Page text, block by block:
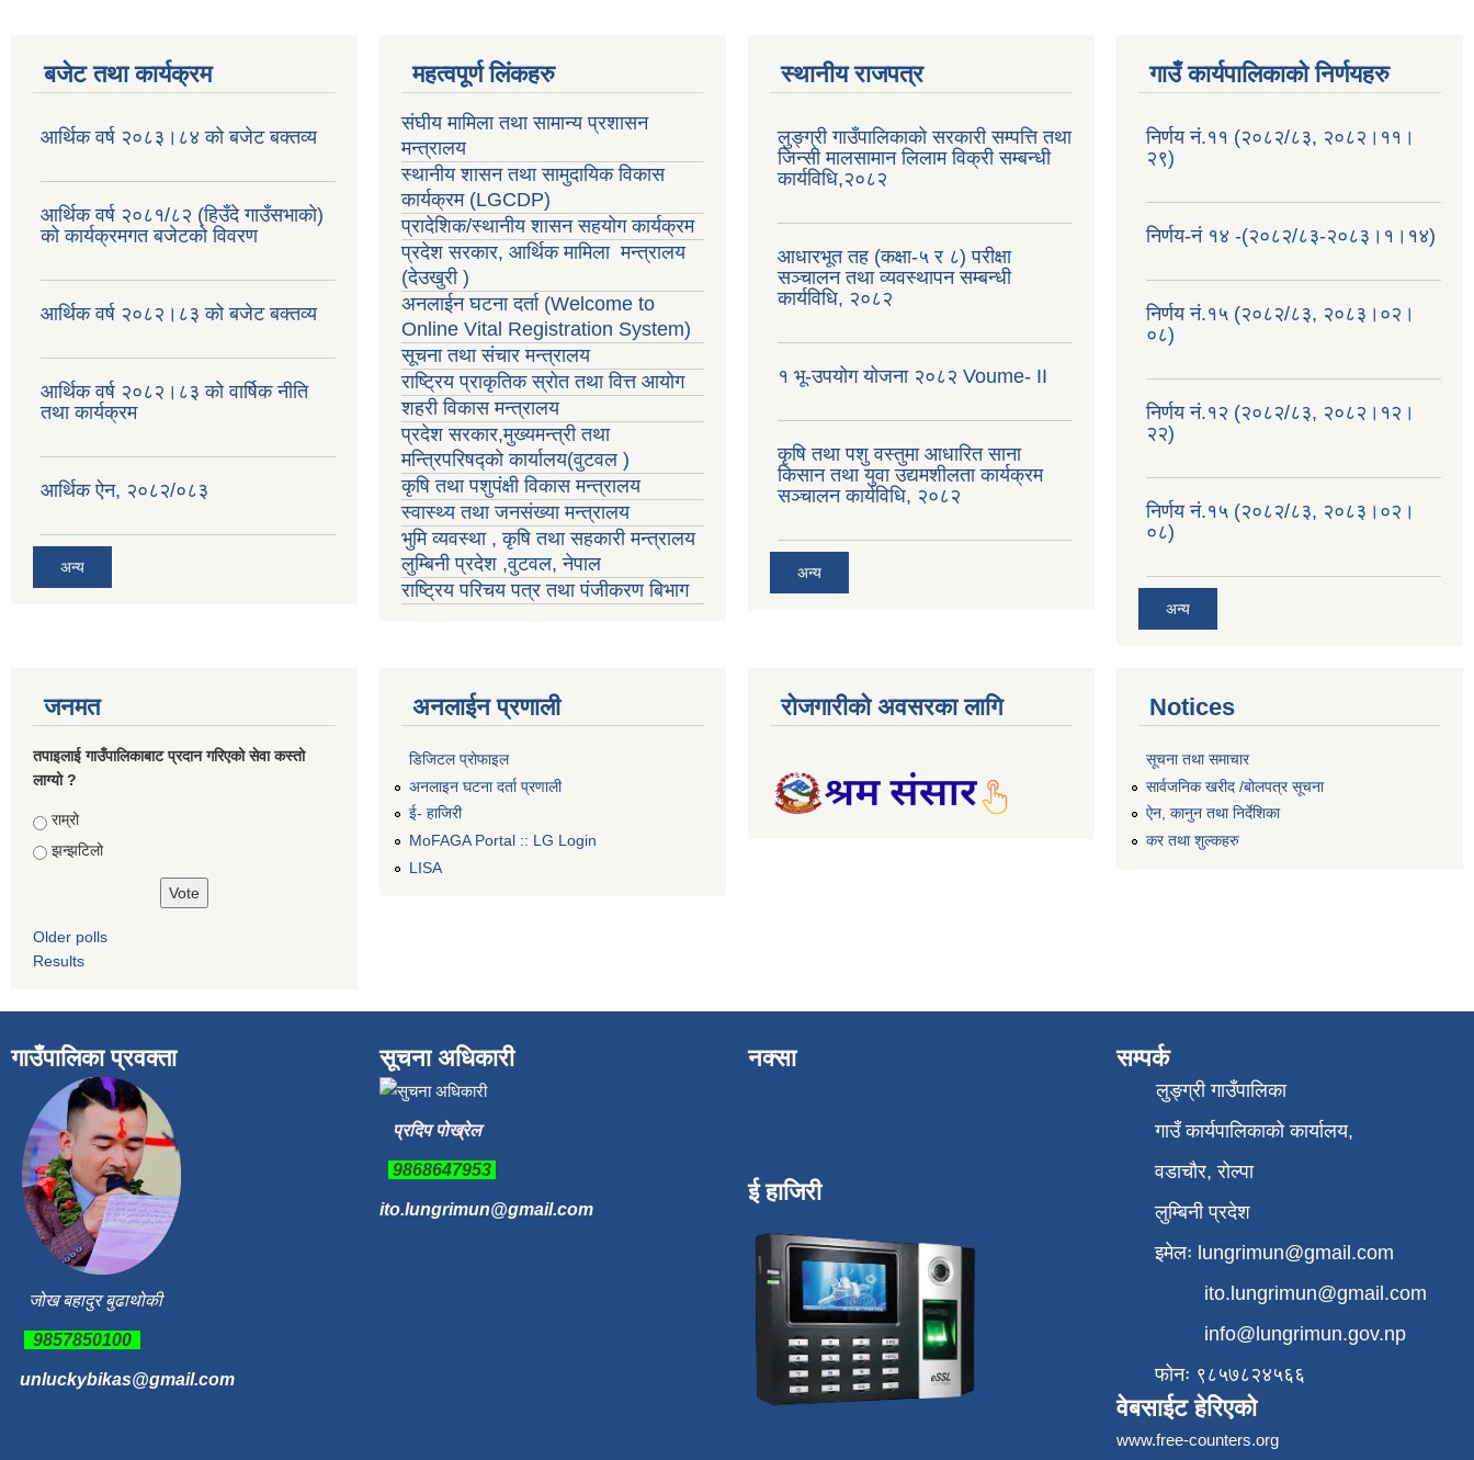
बजेट तथा कार्यक्रम
आर्थिक वर्ष २०८३।८४ को बजेट बक्तव्य
आर्थिक वर्ष २०८१/८२ (हिउँदे गाउँसभाको)
को कार्यक्रमगत बजेटको विवरण
आर्थिक वर्ष २०८२।८३ को बजेट बक्तव्य
आर्थिक वर्ष २०८२।८३ को वार्षिक नीति
तथा कार्यक्रम
आर्थिक ऐन, २०८२/०८३
अन्य
महत्वपूर्ण लिंकहरु
संघीय मामिला तथा सामान्य प्रशासन
मन्त्रालय
स्थानीय शासन तथा सामुदायिक विकास
कार्यक्रम (LGCDP)
प्रादेशिक/स्थानीय शासन सहयोग कार्यक्रम
प्रदेश सरकार, आर्थिक मामिला मन्त्रालय
(देउखुरी )
अनलाईन घटना दर्ता (Welcome to
Online Vital Registration System)
सूचना तथा संचार मन्त्रालय
राष्ट्रिय प्राकृतिक स्रोत तथा वित्त आयोग
शहरी विकास मन्त्रालय
प्रदेश सरकार,मुख्यमन्त्री तथा
मन्त्रिपरिषद्को कार्यालय(वुटवल )
कृषि तथा पशुपंक्षी विकास मन्त्रालय
स्वास्थ्य तथा जनसंख्या मन्त्रालय
भुमि व्यवस्था , कृषि तथा सहकारी मन्त्रालय
लुम्बिनी प्रदेश ,वुटवल, नेपाल
राष्ट्रिय परिचय पत्र तथा पंजीकरण बिभाग
स्थानीय राजपत्र
लुङ्ग्री गाउँपालिकाको सरकारी सम्पत्ति तथा
जिन्सी मालसामान लिलाम विक्री सम्बन्धी
कार्यविधि,२०८२
आधारभूत तह (कक्षा-५ र ८) परीक्षा
सञ्चालन तथा व्यवस्थापन सम्बन्धी
कार्यविधि, २०८२
१ भू-उपयोग योजना २०८२ Voume- II
कृषि तथा पशु वस्तुमा आधारित साना
किसान तथा युवा उद्यमशीलता कार्यक्रम
सञ्चालन कार्यविधि, २०८२
अन्य
गाउँ कार्यपालिकाको निर्णयहरु
निर्णय नं.११ (२०८२/८३, २०८२।११।
२९)
निर्णय-नं १४ -(२०८२/८३-२०८३।१।१४)
निर्णय नं.१५ (२०८२/८३, २०८३।०२।
०८)
निर्णय नं.१२ (२०८२/८३, २०८२।१२।
२२)
निर्णय नं.१५ (२०८२/८३, २०८३।०२।
०८)
अन्य
जनमत
तपाइलाई गाउँपालिकाबाट प्रदान गरिएको सेवा कस्तो
लाग्यो ?
Choices
राम्रो
झन्झटिलो
Older polls
Results
अनलाईन प्रणाली
डिजिटल प्रोफाइल
अनलाइन घटना दर्ता प्रणाली
ई- हाजिरी
MoFAGA Portal :: LG Login
LISA
रोजगारीको अवसरका लागि Notices
सूचना तथा समाचार
सार्वजनिक खरीद /बोलपत्र सूचना
ऐन, कानुन तथा निर्देशिका
कर तथा शुल्कहरु
गाउँपालिका प्रवक्ता
जोख बहादुर बुढाथोकी
9857850100
unluckybikas@gmail.com
सूचना अधिकारी
प्रदिप पोख्रेल
9868647953
ito.lungrimun@gmail.com
नक्सा
ई हाजिरी
सम्पर्क
लुङ्ग्री गाउँपालिका
गाउँ कार्यपालिकाको कार्यालय,
वडाचौर, रोल्पा
लुम्बिनी प्रदेश
इमेलः lungrimun@gmail.com
ito.lungrimun@gmail.com
info@lungrimun.gov.np
फोनः ९८५७८२४५६६
वेबसाईट हेरिएको
www.free-counters.org